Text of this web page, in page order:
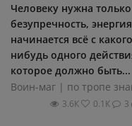
Человеку нужна только
безупречность,
начинается всё с
нибудь одного
которое должно быть...
Воин-маг | по тропе
3.6К 0.1К 3